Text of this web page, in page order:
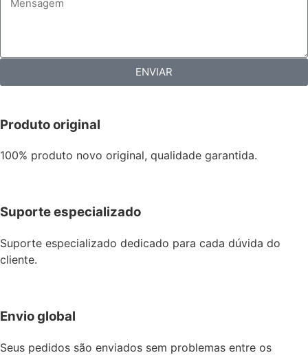
ENVIAR
Produto original
100% produto novo original, qualidade garantida.
Suporte especializado
Suporte especializado dedicado para cada dúvida do
cliente.
Envio global
Seus pedidos são enviados sem problemas entre os